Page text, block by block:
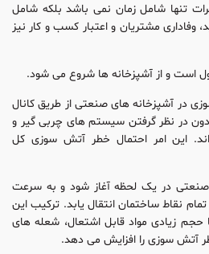
تنها شامل زمان نمی باشد بلکه شامل
وفاداری مشتریان و اعتبار کسب و کار نیز
است و از آشپزخانه ها شروع می شود.
در آشپزخانه های صنعتی از طریق کانال
در نظر گرفتن سیستم های چربی گیر و
اند. این امر احتمال خطر آتش سوزی کل
در یک لحظه آغاز شود و به سرعت
نقاط ساختمان انتقال یابد. ترکیب این
زیادی مواد قابل اشتعال، شعله های
آتش سوزی را افزایش می دهد.